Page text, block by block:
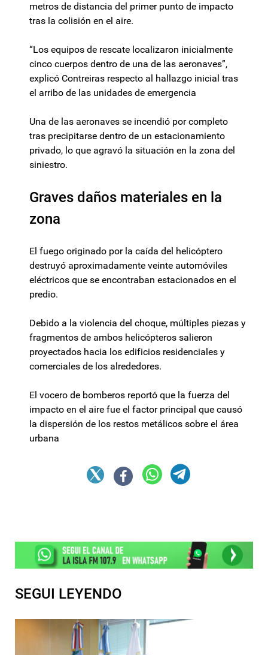
metros de distancia del primer punto de impacto
tras la colisión en el aire.
“Los equipos de rescate localizaron inicialmente
cinco cuerpos dentro de una de las aeronaves”,
explicó Contreiras respecto al hallazgo inicial tras
el arribo de las unidades de emergencia
Una de las aeronaves se incendió por completo
tras precipitarse dentro de un estacionamiento
privado, lo que agravó la situación en la zona del
siniestro.
Graves daños materiales en la
zona
El fuego originado por la caída del helicóptero
destruyó aproximadamente veinte automóviles
eléctricos que se encontraban estacionados en el
predio.
Debido a la violencia del choque, múltiples piezas y
fragmentos de ambos helicópteros salieron
proyectados hacia los edificios residenciales y
comerciales de los alrededores.
El vocero de bomberos reportó que la fuerza del
impacto en el aire fue el factor principal que causó
la dispersión de los restos metálicos sobre el área
urbana
SEGUI LEYENDO